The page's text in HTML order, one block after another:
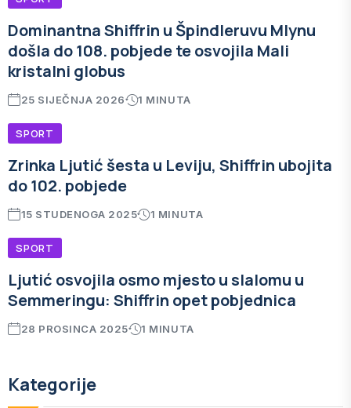
Dominantna Shiffrin u Špindleruvu Mlynu
došla do 108. pobjede te osvojila Mali
kristalni globus
25 SIJEČNJA 2026 1 MINUTA
SPORT
Zrinka Ljutić šesta u Leviju, Shiffrin ubojita
do 102. pobjede
15 STUDENOGA 2025 1 MINUTA
SPORT
Ljutić osvojila osmo mjesto u slalomu u
Semmeringu: Shiffrin opet pobjednica
28 PROSINCA 2025 1 MINUTA
Kategorije